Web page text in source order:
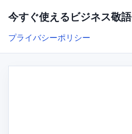
今すぐ使えるビジネス敬語
プライバシーポリシー